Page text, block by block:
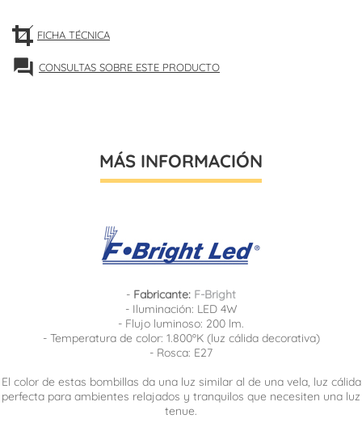
FICHA TÉCNICA
forum CONSULTAS SOBRE ESTE PRODUCTO
MÁS INFORMACIÓN
- Fabricante: F-Bright
- Iluminación: LED 4W
- Flujo luminoso: 200 lm.
- Temperatura de color: 1.800ºK (luz cálida decorativa)
- Rosca: E27
El color de estas bombillas da una luz similar al de una vela, luz cálida
perfecta para ambientes relajados y tranquilos que necesiten una luz
tenue.